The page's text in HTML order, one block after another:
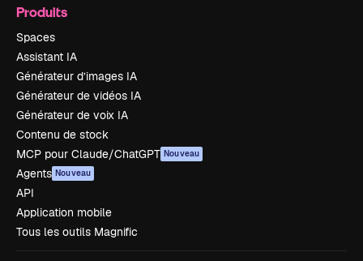
Produits
Spaces
Assistant IA
Générateur d’images IA
Générateur de vidéos IA
Générateur de voix IA
Contenu de stock
MCP pour Claude/ChatGPT Nouveau
Agents Nouveau
API
Application mobile
Tous les outils Magnific